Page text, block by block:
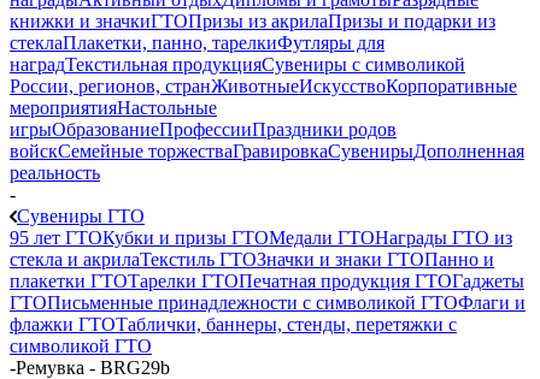
книжки и значкиГТОПризы из акрилаПризы и подарки из
стеклаПлакетки, панно, тарелкиФутляры для
наградТекстильная продукцияСувениры с символикой
России, регионов, странЖивотныеИскусствоКорпоративные
мероприятияНастольные
игрыОбразованиеПрофессииПраздники родов
войскСемейные торжестваГравировкаСувенирыДополненная
реальность
-
Сувениры ГТО
95 лет ГТОКубки и призы ГТОМедали ГТОНаграды ГТО из
стекла и акрилаТекстиль ГТОЗначки и знаки ГТОПанно и
плакетки ГТОТарелки ГТОПечатная продукция ГТОГаджеты
ГТОПисьменные принадлежности с символикой ГТОФлаги и
флажки ГТОТаблички, баннеры, стенды, перетяжки с
символикой ГТО
-Ремувка - BRG29b